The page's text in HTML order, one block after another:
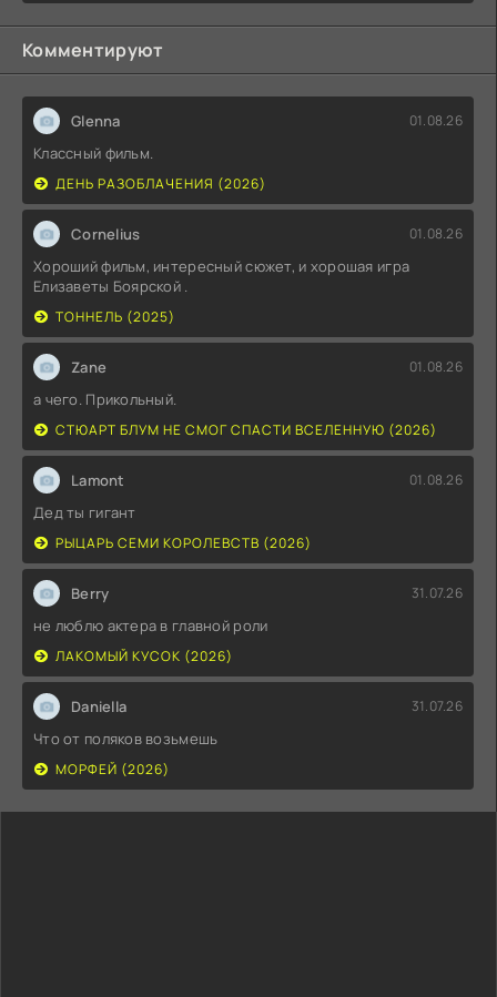
Комментируют
Glenna 01.08.26
Классный фильм.
ДЕНЬ РАЗОБЛАЧЕНИЯ (2026)
Cornelius 01.08.26
Хороший фильм, интересный сюжет, и хорошая игра
Елизаветы Боярской .
ТОННЕЛЬ (2025)
Zane 01.08.26
а чего. Прикольный.
СТЮАРТ БЛУМ НЕ СМОГ СПАСТИ ВСЕЛЕННУЮ (2026)
Lamont 01.08.26
Дед ты гигант
РЫЦАРЬ СЕМИ КОРОЛЕВСТВ (2026)
Berry 31.07.26
не люблю актера в главной роли
ЛАКОМЫЙ КУСОК (2026)
Daniella 31.07.26
Что от поляков возьмешь
МОРФЕЙ (2026)